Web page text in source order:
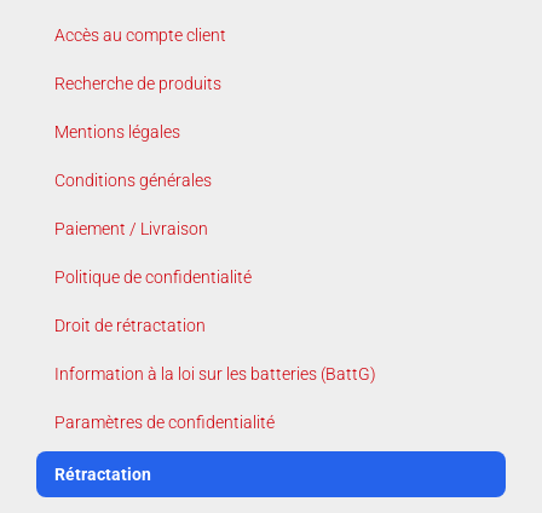
Accès au compte client
Recherche de produits
Mentions légales
Conditions générales
Paiement / Livraison
Politique de confidentialité
Droit de rétractation
Information à la loi sur les batteries (BattG)
Paramètres de confidentialité
Rétractation